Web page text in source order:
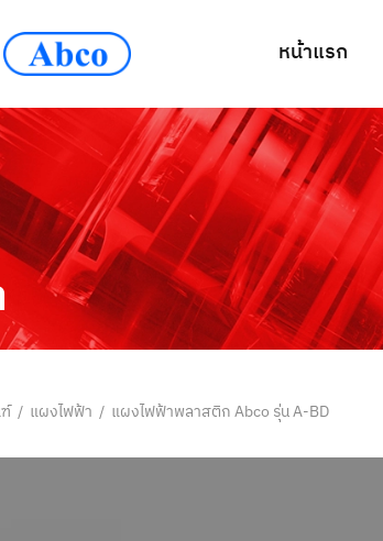
หน้าแรก
/ แผงไฟฟ้า / แผงไฟฟ้าพลาสติก Abco รุ่น A-BD